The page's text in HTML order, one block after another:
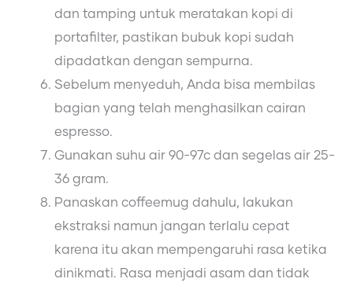
dan tamping untuk meratakan kopi di
portafilter, pastikan bubuk kopi sudah
dipadatkan dengan sempurna.
Sebelum menyeduh, Anda bisa membilas
bagian yang telah menghasilkan cairan
espresso.
Gunakan suhu air 90-97c dan segelas air 25-
36 gram.
Panaskan coffeemug dahulu, lakukan
ekstraksi namun jangan terlalu cepat
karena itu akan mempengaruhi rasa ketika
dinikmati. Rasa menjadi asam dan tidak